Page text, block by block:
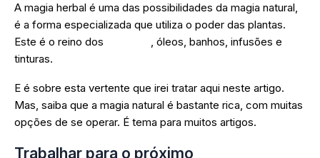
A magia herbal é uma das possibilidades da magia natural,
é a forma especializada que utiliza o poder das plantas.
Este é o reino dos
, óleos, banhos, infusões e
tinturas.
E é sobre esta vertente que irei tratar aqui neste artigo.
Mas, saiba que a magia natural é bastante rica, com muitas
opções de se operar. É tema para muitos artigos.
Trabalhar para o próximo